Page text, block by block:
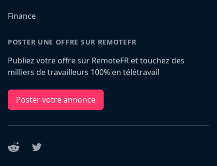
Finance
POSTER UNE OFFRE SUR REMOTEFR
Publiez votre offre sur RemoteFR et touchez des
milliers de travailleurs 100% en télétravail
Poster votre annonce
Reddit Twitter